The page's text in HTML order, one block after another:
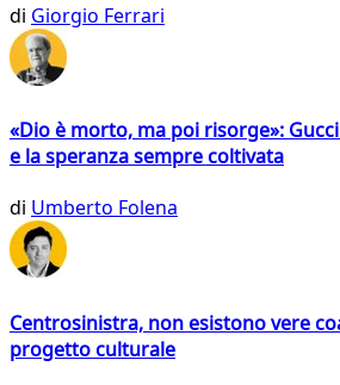
di Giorgio Ferrari
«Dio è morto, ma poi risorge»:
e la speranza sempre coltivata
di Umberto Folena
Centrosinistra, non esistono vere
progetto culturale